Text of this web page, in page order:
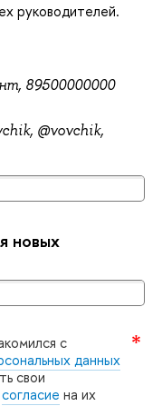
руководителей.
89500000000
@vovchik,
новых
с
данных
свои
согласие на их